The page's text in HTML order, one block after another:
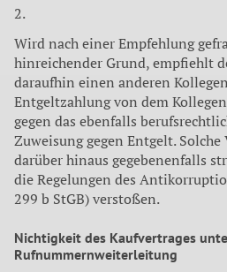
2.
Wird nach einer Empfehlung
hinreichender Grund, empfiehlt
daraufhin einen anderen
Entgeltzahlung von dem
gegen das ebenfalls
Zuweisung gegen Entgelt.
darüber hinaus gegebenenfalls
die Regelungen des
299 b StGB) verstoßen.
Nichtigkeit des Kaufvertrages
Rufnummernweiterleitung